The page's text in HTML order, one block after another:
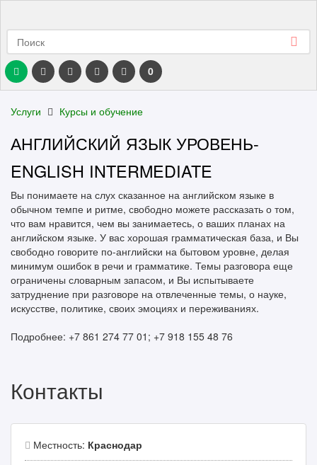
0
Услуги Курсы и обучение
АНГЛИЙСКИЙ ЯЗЫК УРОВЕНЬ-
ENGLISH INTERMEDIATE
Вы понимаете на слух сказанное на английском языке в
обычном темпе и ритме, свободно можете рассказать о том,
что вам нравится, чем вы занимаетесь, о ваших планах на
английском языке. У вас хорошая грамматическая база, и Вы
свободно говорите по-английски на бытовом уровне, делая
минимум ошибок в речи и грамматике. Темы разговора еще
ограничены словарным запасом, и Вы испытываете
затруднение при разговоре на отвлеченные темы, о науке,
искусстве, политике, своих эмоциях и переживаниях.
Подробнее: +7 861 274 77 01; +7 918 155 48 76
Контакты
Местность: Краснодар